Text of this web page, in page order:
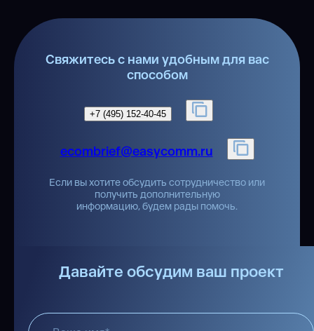
Свяжитесь с нами удобнымдля вас
способом
+7 (495) 152-40-45
ecombrief@easycomm.ru
Если вы хотите обсудить сотрудничество или
получить дополнительную
информацию, будем рады помочь.
Давайте обсудим ваш проект